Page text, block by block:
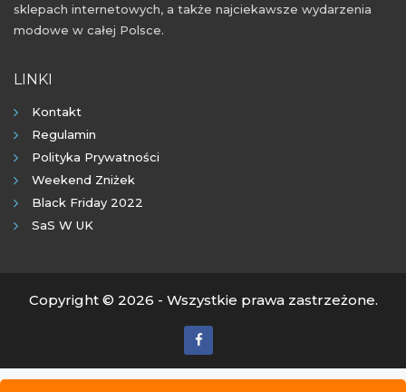
sklepach internetowych, a także najciekawsze wydarzenia
modowe w całej Polsce.
LINKI
Kontakt
Regulamin
Polityka Prywatności
Weekend Zniżek
Black Friday 2022
SaS W UK
Copyright © 2026 - Wszystkie prawa zastrzeżone.